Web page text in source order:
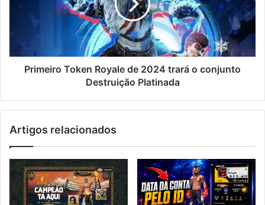
2024
conjunto
Destruição
Platinada
Primeiro Token Royale de 2024 trará o conjunto
Destruição Platinada
Artigos relacionados